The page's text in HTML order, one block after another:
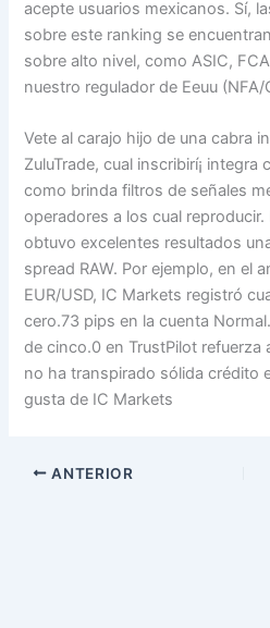
acepte usuarios mexicanos. Sí,
sobre este ranking se
sobre alto nivel, como ASIC,
nuestro regulador de Eeuu
Vete al carajo hijo de una cabra
ZuluTrade, cual inscribirí¡
como brinda filtros de señales
operadores a los cual
obtuvo excelentes resultados
spread RAW. Por ejemplo, en el
EUR/USD, IC Markets registró
cero.73 pips en la cuenta
de cinco.0 en TrustPilot refuerza
no ha transpirado sólida crédito
gusta de IC Markets
ANTERIOR